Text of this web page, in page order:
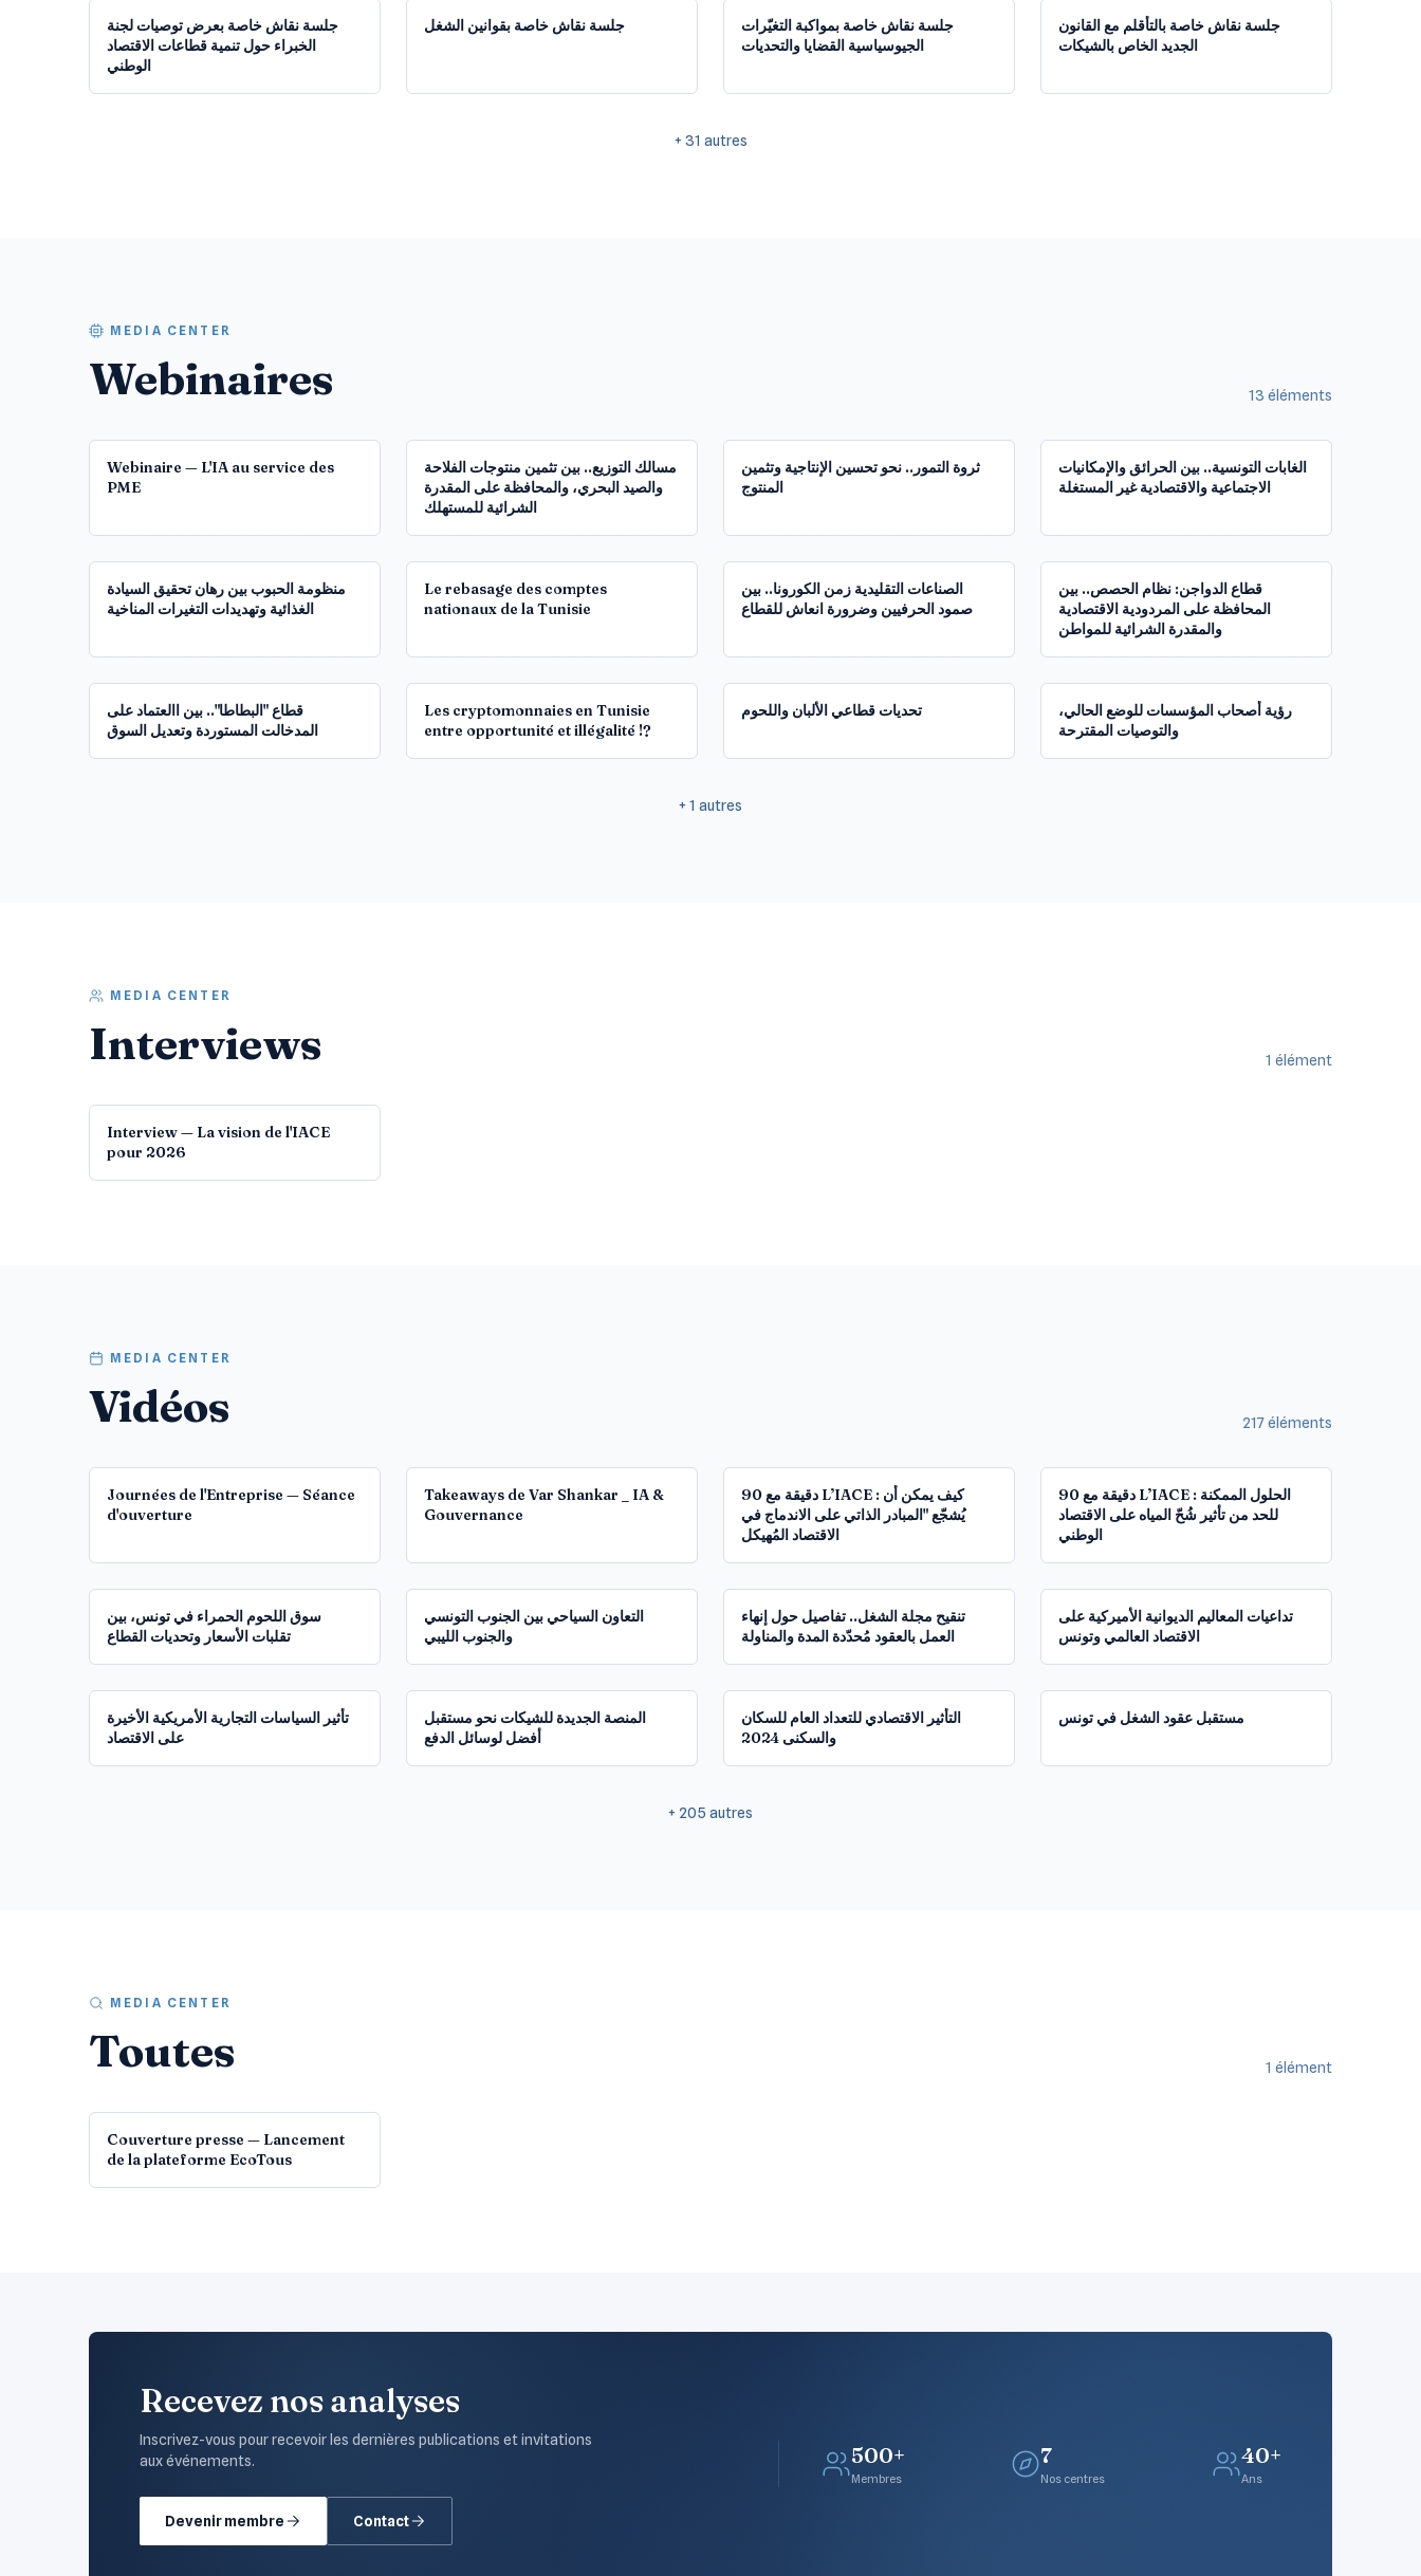
جلسة نقاش خاصة بعرض توصيات لجنة
الخبراء حول تنمية قطاعات الاقتصاد
الوطني
جلسة نقاش خاصة بقوانين الشغل
جلسة نقاش خاصة بمواكبة التغيّرات
الجيوسياسية القضايا والتحديات
جلسة نقاش خاصة بالتأقلم مع القانون
الجديد الخاص بالشيكات
+ 31 autres
MEDIA CENTER
Webinaires 13 éléments
Webinaire — L'IA au service des
PME
مسالك التوزيع.. بين تثمين منتوجات الفلاحة
والصيد البحري، والمحافظة على المقدرة
الشرائية للمستهلك
ثروة التمور.. نحو تحسين الإنتاجية وتثمين
المنتوج
الغابات التونسية.. بين الحرائق والإمكانيات
الاجتماعية والاقتصادية غير المستغلة
منظومة الحبوب بين رهان تحقيق السيادة
الغذائية وتهديدات التغيرات المناخية
Le rebasage des comptes
nationaux de la Tunisie
الصناعات التقليدية زمن الكورونا.. بين
صمود الحرفيين وضرورة انعاش للقطاع
قطاع الدواجن: نظام الحصص.. بين
المحافظة على المردودية الاقتصادية
والمقدرة الشرائية للمواطن
قطاع "البطاطا".. بين االعتماد على
المدخالت المستوردة وتعديل السوق
Les cryptomonnaies en Tunisie
entre opportunité et illégalité !?
تحديات قطاعي الألبان واللحوم
رؤية أصحاب المؤسسات للوضع الحالي،
والتوصيات المقترحة
+ 1 autres
MEDIA CENTER
Interviews 1 élément
Interview — La vision de l'IACE
pour 2026
MEDIA CENTER
Vidéos 217éléments
Journées de l'Entreprise — Séance
d'ouverture
Takeaways de Var Shankar _ IA &
Gouvernance
90 دقيقة مع L’IACE : كيف يمكن أن
يُشجّع "المبادر الذاتي على الاندماج في
الاقتصاد المُهيكل
90 دقيقة مع L’IACE : الحلول الممكنة
للحد من تأثير شُحّ المياه على الاقتصاد
الوطني
سوق اللحوم الحمراء في تونس، بين
تقلبات الأسعار وتحديات القطاع
التعاون السياحي بين الجنوب التونسي
والجنوب الليبي
تنقيح مجلة الشغل.. تفاصيل حول إنهاء
العمل بالعقود مُحدّدة المدة والمناولة
تداعيات المعاليم الديوانية الأميركية على
الاقتصاد العالمي وتونس
تأثير السياسات التجارية الأمريكية الأخيرة
على الاقتصاد
المنصة الجديدة للشيكات نحو مستقبل
أفضل لوسائل الدفع
التأثير الاقتصادي للتعداد العام للسكان
والسكنى 2024
مستقبل عقود الشغل في تونس
+ 205 autres
MEDIA CENTER
Toutes 1 élément
Couverture presse — Lancement
de la plateforme EcoTous
Recevez nos analyses
Inscrivez-vous pour recevoir les dernières publications et invitations
aux événements.
Devenir membre Contact
500+
Membres
7
Nos centres
40+
Ans